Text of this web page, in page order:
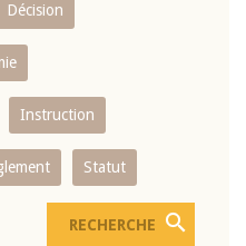
Décision
Instruction
Statut